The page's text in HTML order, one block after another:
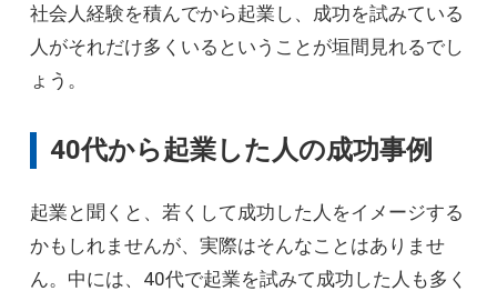
社会人経験を積んでから起業し、成功を試みている
人がそれだけ多くいるということが垣間見れるでし
ょう。
40代から起業した人の成功事例
起業と聞くと、若くして成功した人をイメージする
かもしれませんが、実際はそんなことはありませ
ん。中には、40代で起業を試みて成功した人も多く